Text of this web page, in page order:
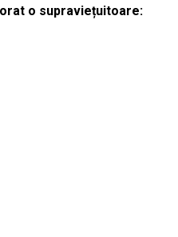
o supraviețuitoare: